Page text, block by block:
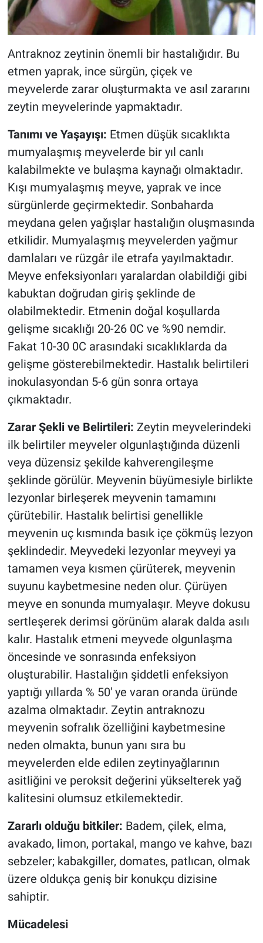
Antraknoz zeytinin önemli bir hastalığıdır. Bu
etmen yaprak, ince sürgün, çiçek ve
meyvelerde zarar oluşturmakta ve asıl zararını
zeytin meyvelerinde yapmaktadır.
Tanımı ve Yaşayışı: Etmen düşük sıcaklıkta
mumyalaşmış meyvelerde bir yıl canlı
kalabilmekte ve bulaşma kaynağı olmaktadır.
Kışı mumyalaşmış meyve, yaprak ve ince
sürgünlerde geçirmektedir. Sonbaharda
meydana gelen yağışlar hastalığın oluşmasında
etkilidir. Mumyalaşmış meyvelerden yağmur
damlaları ve rüzgâr ile etrafa yayılmaktadır.
Meyve enfeksiyonları yaralardan olabildiği gibi
kabuktan doğrudan giriş şeklinde de
olabilmektedir. Etmenin doğal koşullarda
gelişme sıcaklığı 20-26 0C ve %90 nemdir.
Fakat 10-30 0C arasındaki sıcaklıklarda da
gelişme gösterebilmektedir. Hastalık belirtileri
inokulasyondan 5-6 gün sonra ortaya
çıkmaktadır.
Zarar Şekli ve Belirtileri: Zeytin meyvelerindeki
ilk belirtiler meyveler olgunlaştığında düzenli
veya düzensiz şekilde kahverengileşme
şeklinde görülür. Meyvenin büyümesiyle birlikte
lezyonlar birleşerek meyvenin tamamını
çürütebilir. Hastalık belirtisi genellikle
meyvenin uç kısmında basık içe çökmüş lezyon
şeklindedir. Meyvedeki lezyonlar meyveyi ya
tamamen veya kısmen çürüterek, meyvenin
suyunu kaybetmesine neden olur. Çürüyen
meyve en sonunda mumyalaşır. Meyve dokusu
sertleşerek derimsi görünüm alarak dalda asılı
kalır. Hastalık etmeni meyvede olgunlaşma
öncesinde ve sonrasında enfeksiyon
oluşturabilir. Hastalığın şiddetli enfeksiyon
yaptığı yıllarda % 50' ye varan oranda üründe
azalma olmaktadır. Zeytin antraknozu
meyvenin sofralık özelliğini kaybetmesine
neden olmakta, bunun yanı sıra bu
meyvelerden elde edilen zeytinyağlarının
asitliğini ve peroksit değerini yükselterek yağ
kalitesini olumsuz etkilemektedir.
Zararlı olduğu bitkiler: Badem, çilek, elma,
avakado, limon, portakal, mango ve kahve, bazı
sebzeler; kabakgiller, domates, patlıcan, olmak
üzere oldukça geniş bir konukçu dizisine
sahiptir.
Mücadelesi